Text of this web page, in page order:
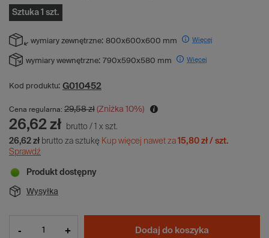
Sztuka 1 szt.
wymiary zewnętrzne: 800x600x600 mm Więcej
wymiary wewnętrzne: 790x590x580 mm Więcej
Kod produktu: G010452
Cena regularna: 29,58 zł (Zniżka 10%)
26,62 zł brutto / 1 x szt.
26,62 zł brutto za sztukę Kup więcej nawet za 15,80 zł / szt.
Sprawdź
Produkt dostępny
Wysyłka
- + Dodaj do koszyka